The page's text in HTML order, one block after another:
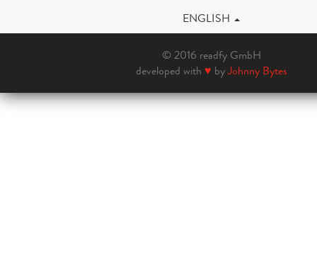
ENGLISH
© 2016 readfy GmbH
developed with ♥ byJohnny Bytes